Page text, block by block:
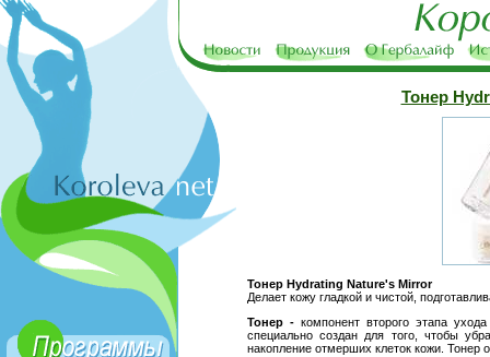
Тонер
Тонер Hydrating Nature's Mirror
Делает кожу гладкой и чистой,
Тонер -компонент второго этапа
специально создан для того, чтобы
накопление отмерших клеток кожи. Тонер